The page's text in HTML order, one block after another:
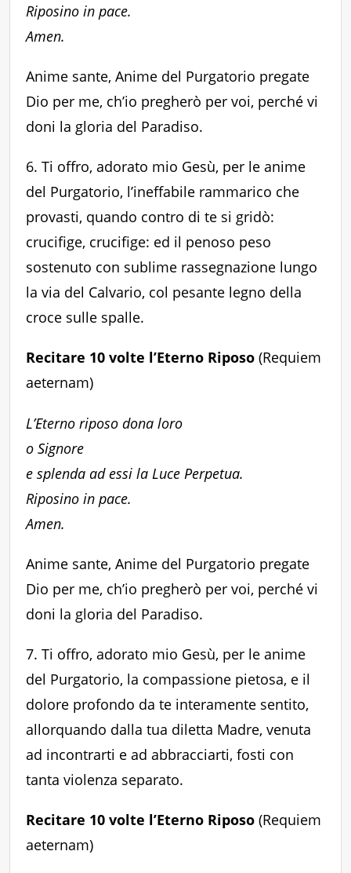
Riposino in pace.
Amen.
Anime sante, Anime del Purgatorio pregate
Dio per me, ch’io pregherò per voi, perché vi
doni la gloria del Paradiso.
6. Ti offro, adorato mio Gesù, per le anime
del Purgatorio, l’ineffabile rammarico che
provasti, quando contro di te si gridò:
crucifige, crucifige: ed il penoso peso
sostenuto con sublime rassegnazione lungo
la via del Calvario, col pesante legno della
croce sulle spalle.
Recitare 10 volte l’Eterno Riposo (Requiem
aeternam)
L’Eterno riposo dona loro
o Signore
e splenda ad essi la Luce Perpetua.
Riposino in pace.
Amen.
Anime sante, Anime del Purgatorio pregate
Dio per me, ch’io pregherò per voi, perché vi
doni la gloria del Paradiso.
7. Ti offro, adorato mio Gesù, per le anime
del Purgatorio, la compassione pietosa, e il
dolore profondo da te interamente sentito,
allorquando dalla tua diletta Madre, venuta
ad incontrarti e ad abbracciarti, fosti con
tanta violenza separato.
Recitare 10 volte l’Eterno Riposo (Requiem
aeternam)